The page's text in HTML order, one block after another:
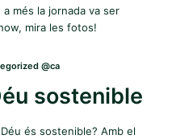
a més la jornada va ser
mira les fotos!
@ca
sostenible
és sostenible? Amb el